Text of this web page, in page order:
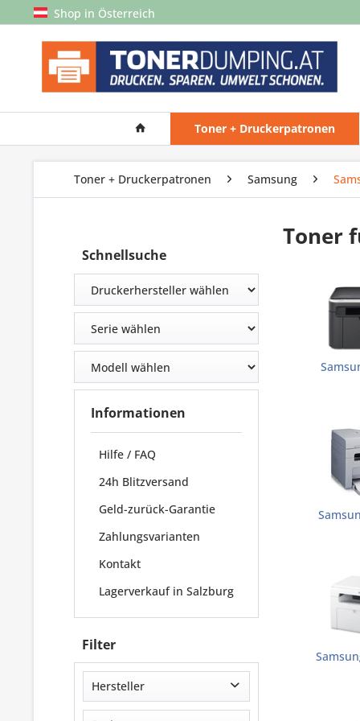
Shop in Österreich
Toner + Druckerpatronen
Toner + Druckerpatronen Samsung
Schnellsuche
Informationen
Hilfe / FAQ
24h Blitzversand
Geld-zurück-Garantie
Zahlungsvarianten
Kontakt
Lagerverkauf in Salzburg
Filter
Hersteller
Toner